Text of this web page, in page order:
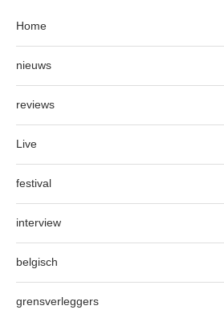
Home
nieuws
reviews
Live
festival
interview
belgisch
grensverleggers